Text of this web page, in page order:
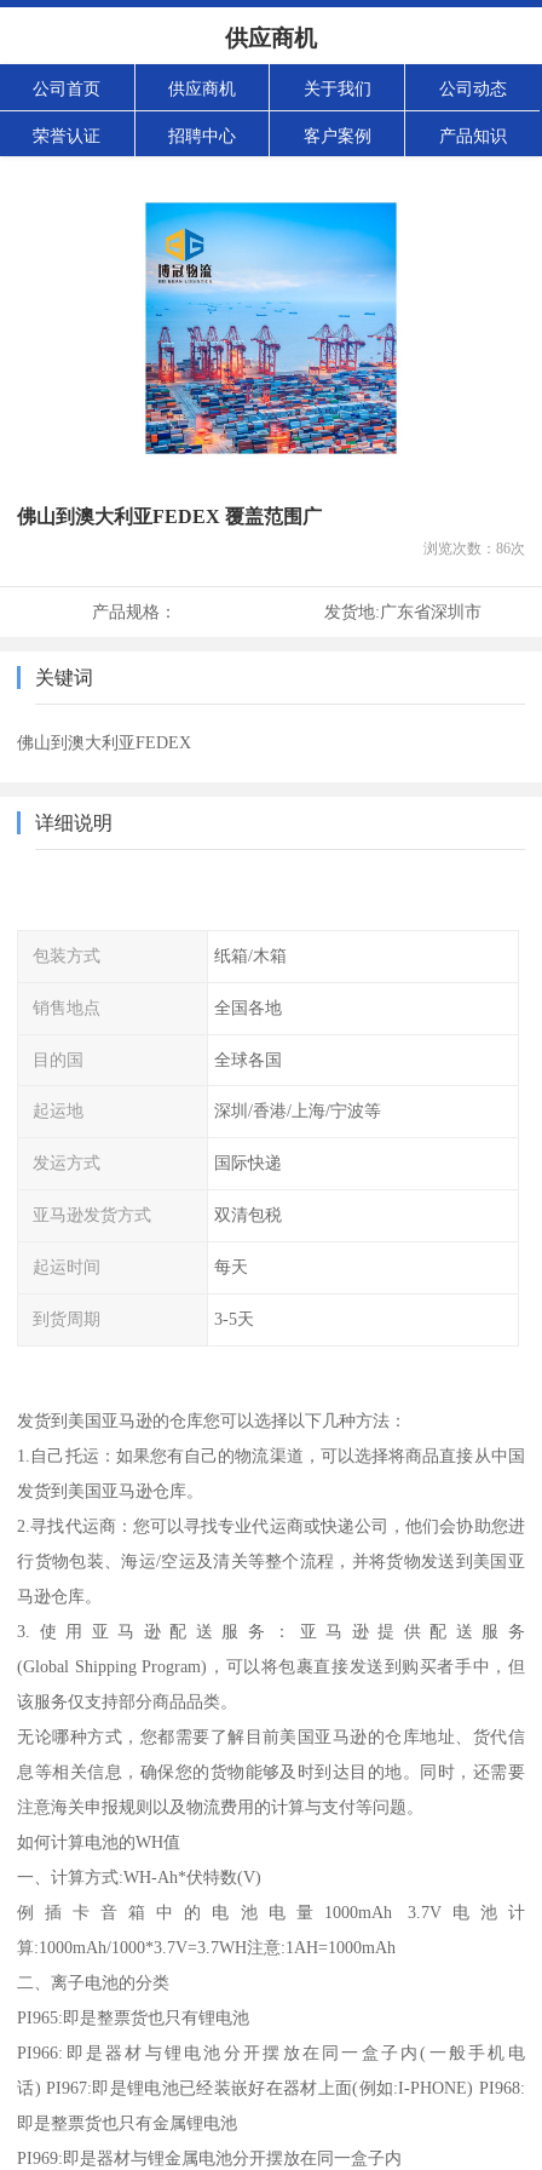
供应商机
公司首页 供应商机 关于我们 公司动态
荣誉认证 招聘中心 客户案例 产品知识
佛山到澳大利亚FEDEX 覆盖范围广
浏览次数： 86次
产品规格： 发货地:广东省深圳市
关键词
佛山到澳大利亚FEDEX
详细说明
包装方式 纸箱/木箱
销售地点 全国各地
目的国 全球各国
起运地 深圳/香港/上海/宁波等
发运方式 国际快递
亚马逊发货方式 双清包税
起运时间 每天
到货周期 3-5天
发货到美国亚马逊的仓库您可以选择以下几种方法：
1.自己托运：如果您有自己的物流渠道，可以选择将商品直接从中国
发货到美国亚马逊仓库。
2.寻找代运商：您可以寻找专业代运商或快递公司，他们会协助您进
行货物包装、海运/空运及清关等整个流程，并将货物发送到美国亚
马逊仓库。
3.使用亚马逊配送服务：亚马逊提供配送服务
(Global Shipping Program)，可以将包裹直接发送到购买者手中，但
该服务仅支持部分商品品类。
无论哪种方式，您都需要了解目前美国亚马逊的仓库地址、货代信
息等相关信息，确保您的货物能够及时到达目的地。同时，还需要
注意海关申报规则以及物流费用的计算与支付等问题。
如何计算电池的WH值
一、计算方式:WH-Ah*伏特数(V)
例插卡音箱中的电池电量1000mAh 3.7V电池计
算:1000mAh/1000*3.7V=3.7WH注意:1AH=1000mAh
二、离子电池的分类
PI965:即是整票货也只有锂电池
PI966:即是器材与锂电池分开摆放在同一盒子内(一般手机电
话) PI967:即是锂电池已经装嵌好在器材上面(例如:I-PHONE) PI968:
即是整票货也只有金属锂电池
PI969:即是器材与锂金属电池分开摆放在同一盒子内